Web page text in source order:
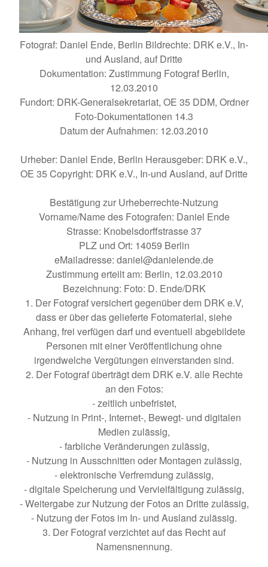
Fotograf: Daniel Ende, Berlin Bildrechte: DRK e.V., In-
und Ausland, auf Dritte
Dokumentation: Zustimmung Fotograf Berlin,
12.03.2010
Fundort: DRK-Generalsekretariat, OE 35 DDM, Ordner
Foto-Dokumentationen 14.3
Datum der Aufnahmen: 12.03.2010
Urheber: Daniel Ende, Berlin Herausgeber: DRK e.V.,
OE 35 Copyright: DRK e.V., In-und Ausland, auf Dritte
Bestätigung zur Urheberrechte-Nutzung
Vorname/Name des Fotografen: Daniel Ende
Strasse: Knobelsdorffstrasse 37
PLZ und Ort: 14059 Berlin
eMailadresse: daniel@danielende.de
Zustimmung erteilt am: Berlin, 12.03.2010
Bezeichnung: Foto: D. Ende/DRK
1. Der Fotograf versichert gegenüber dem DRK e.V,
dass er über das gelieferte Fotomaterial, siehe
Anhang, frei verfügen darf und eventuell abgebildete
Personen mit einer Veröffentlichung ohne
irgendwelche Vergütungen einverstanden sind.
2. Der Fotograf überträgt dem DRK e.V. alle Rechte
an den Fotos:
- zeitlich unbefristet,
- Nutzung in Print-, Internet-, Bewegt- und digitalen
Medien zulässig,
- farbliche Veränderungen zulässig,
- Nutzung in Ausschnitten oder Montagen zulässig,
- elektronische Verfremdung zulässig,
- digitale Speicherung und Vervielfältigung zulässig,
- Weitergabe zur Nutzung der Fotos an Dritte zulässig,
- Nutzung der Fotos im In- und Ausland zulässig.
3. Der Fotograf verzichtet auf das Recht auf
Namensnennung.